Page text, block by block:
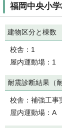
福岡中央小
建物区分と棟数
校舎：1
屋内運動場：1
耐震診断結果（
校舎：補強工事
屋内運動場：A